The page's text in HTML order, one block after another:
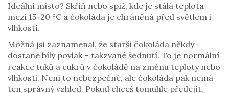
Ideální místo? Skříň nebo spíž, kde je stálá teplota
mezi 15–20 °C a čokoláda je chráněná před světlem i
vlhkostí.
Možná jsi zaznamenal, že starší čokoláda někdy
dostane bílý povlak – takzvané šednutí. To je normální
reakce tuků a cukrů v čokoládě na změnu teploty nebo
vlhkosti. Není to nebezpečné, ale čokoláda pak nemá
ten správný vzhled. Pokud chceš tomuhle předejít,